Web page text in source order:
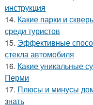
инструкция
14. Какие парки и
среди туристов
15. Эффективные
стекла автомобиля
16. Какие уникальные
Перми
17. Плюсы и минусы
знать